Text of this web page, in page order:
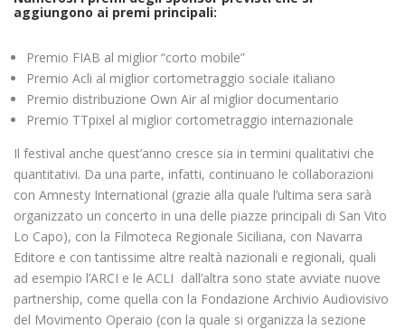
aggiungono ai premi principali:
Premio FIAB al miglior “corto mobile”
Premio Acli al miglior cortometraggio sociale italiano
Premio distribuzione Own Air al miglior documentario
Premio TTpixel al miglior cortometraggio internazionale
Il festival anche quest’anno cresce sia in termini qualitativi che
quantitativi. Da una parte, infatti, continuano le collaborazioni
con Amnesty International (grazie alla quale l’ultima sera sarà
organizzato un concerto in una delle piazze principali di San Vito
Lo Capo), con la Filmoteca Regionale Siciliana, con Navarra
Editore e con tantissime altre realtà nazionali e regionali, quali
ad esempio l’ARCI e le ACLI dall’altra sono state avviate nuove
partnership, come quella con la Fondazione Archivio Audiovisivo
del Movimento Operaio (con la quale si organizza la sezione